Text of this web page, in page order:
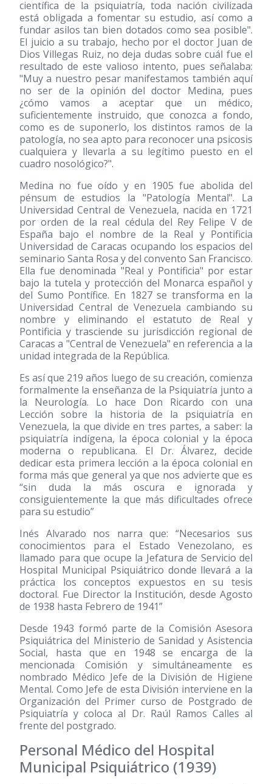
científica de la psiquiatría, toda nación civilizada
está obligada a fomentar su estudio, así como a
fundar asilos tan bien dotados como sea posible".
El juicio a su trabajo, hecho por el doctor Juan de
Dios Villegas Ruiz, no deja dudas sobre cuál fue el
resultado de este valioso intento, pues señalaba:
"Muy a nuestro pesar manifestamos también aquí
no ser de la opinión del doctor Medina, pues
¿cómo vamos a aceptar que un médico,
suficientemente instruido, que conozca a fondo,
como es de suponerlo, los distintos ramos de la
patología, no sea apto para reconocer una psicosis
cualquiera y llevarla a su legítimo puesto en el
cuadro nosológico?".
Medina no fue oído y en 1905 fue abolida del
pénsum de estudios la "Patología Mental". La
Universidad Central de Venezuela, nacida en 1721
por orden de la real cédula del Rey Felipe V de
España bajo el nombre de la Real y Pontificia
Universidad de Caracas ocupando los espacios del
seminario Santa Rosa y del convento San Francisco.
Ella fue denominada "Real y Pontificia" por estar
bajo la tutela y protección del Monarca español y
del Sumo Pontífice. En 1827 se transforma en la
Universidad Central de Venezuela cambiando su
nombre y eliminando el estatuto de Real y
Pontificia y trasciende su jurisdicción regional de
Caracas a "Central de Venezuela" en referencia a la
unidad integrada de la República.
Es así que 219 años luego de su creación, comienza
formalmente la enseñanza de la Psiquiatría junto a
la Neurología. Lo hace Don Ricardo con una
Lección sobre la historia de la psiquiatría en
Venezuela, la que divide en tres partes, a saber: la
psiquiatría indígena, la época colonial y la época
moderna o republicana. El Dr. Álvarez, decide
dedicar esta primera lección a la época colonial en
forma más que general ya que nos advierte que es
“sin duda la más oscura e ignorada y
consiguientemente la que más dificultades ofrece
para su estudio”
Inés Alvarado nos narra que: “Necesarios sus
conocimientos para el Estado Venezolano, es
llamado para que ocupe la Jefatura de Servicio del
Hospital Municipal Psiquiátrico donde llevará a la
práctica los conceptos expuestos en su tesis
doctoral. Fue Director la Institución, desde Agosto
de 1938 hasta Febrero de 1941”
Desde 1943 formó parte de la Comisión Asesora
Psiquiátrica del Ministerio de Sanidad y Asistencia
Social, hasta que en 1948 se encarga de la
mencionada Comisión y simultáneamente es
nombrado Médico Jefe de la División de Higiene
Mental. Como Jefe de esta División interviene en la
Organización del Primer curso de Postgrado de
Psiquiatría y coloca al Dr. Raúl Ramos Calles al
frente del postgrado.
Personal Médico del Hospital
Municipal Psiquiátrico (1939)